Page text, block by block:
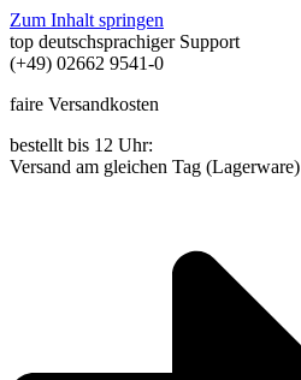
Zum Inhalt springen
top deutschsprachiger Support
(+49) 02662 9541-0
faire Versandkosten
bestellt bis 12 Uhr:
Versand am gleichen Tag (Lagerware)